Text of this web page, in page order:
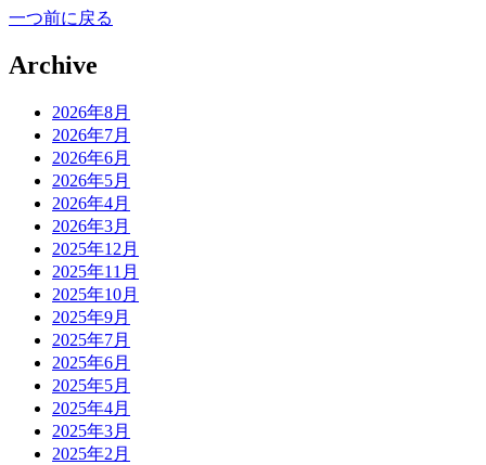
一つ前に戻る
Archive
2026年8月
2026年7月
2026年6月
2026年5月
2026年4月
2026年3月
2025年12月
2025年11月
2025年10月
2025年9月
2025年7月
2025年6月
2025年5月
2025年4月
2025年3月
2025年2月